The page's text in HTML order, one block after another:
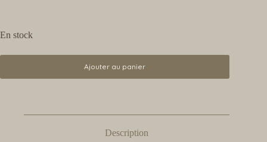
En stock
Ajouter au panier
Description